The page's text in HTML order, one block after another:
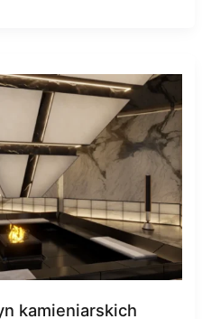
kamieniarskich